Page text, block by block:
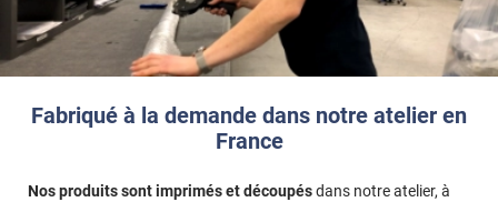
Fabriqué à la demande dans notre atelier en
France
Nos produits sont imprimés et découpésdans notre atelier, à